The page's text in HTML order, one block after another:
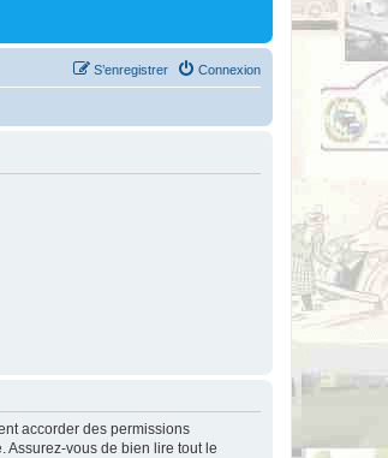
Connexion
S’enregistrer
accorder des permissions
Assurez-vous de bien lire tout le